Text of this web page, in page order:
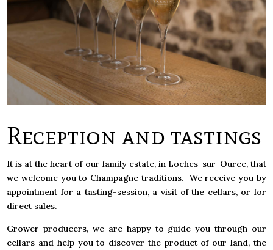
Reception and tastings
It is at the heart of our family estate, in Loches-sur-Ource, that
we welcome you to Champagne traditions. We receive you by
appointment for a tasting-session, a visit of the cellars, or for
direct sales.
Grower-producers, we are happy to guide you through our
cellars and help you to discover the product of our land, the